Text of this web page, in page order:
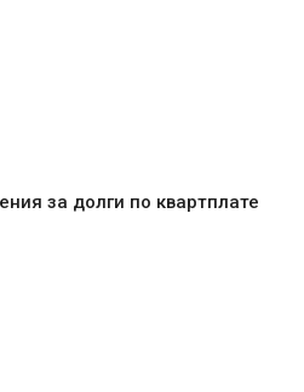
за долги по квартплате